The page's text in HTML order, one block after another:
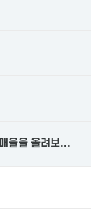
율을 올려보...